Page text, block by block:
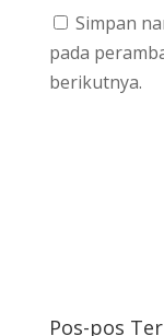
Simpan
pada
berikutnya.
Pos-pos